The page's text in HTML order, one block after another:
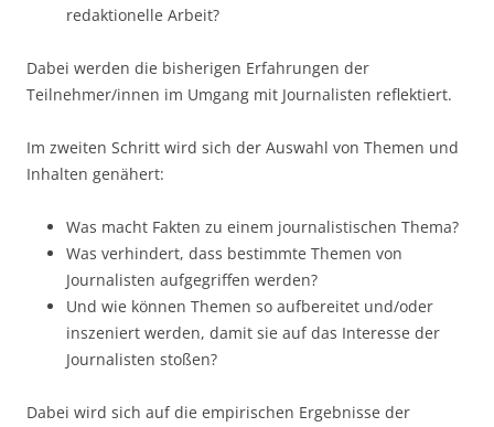
redaktionelle Arbeit?
Dabei werden die bisherigen Erfahrungen der
Teilnehmer/innen im Umgang mit Journalisten reflektiert.
Im zweiten Schritt wird sich der Auswahl von Themen und
Inhalten genähert:
Was macht Fakten zu einem journalistischen Thema?
Was verhindert, dass bestimmte Themen von
Journalisten aufgegriffen werden?
Und wie können Themen so aufbereitet und/oder
inszeniert werden, damit sie auf das Interesse der
Journalisten stoßen?
Dabei wird sich auf die empirischen Ergebnisse der